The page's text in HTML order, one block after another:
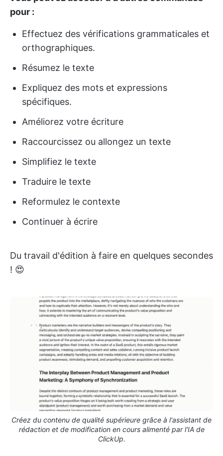
pour :
Effectuez des vérifications grammaticales et
orthographiques.
Résumez le texte
Expliquez des mots et expressions
spécifiques.
Améliorez votre écriture
Raccourcissez ou allongez un texte
Simplifiez le texte
Traduire le texte
Reformulez le contexte
Continuer à écrire
Du travail d'édition à faire en quelques secondes
! 😍
Créez du contenu de qualité supérieure grâce à l'assistant de
rédaction et de modification en cours alimenté par l'IA de
ClickUp.